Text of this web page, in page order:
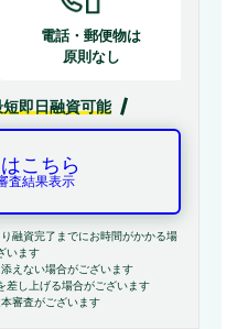
電話・郵便物は
原則なし
即日融資可能
こちら
査結果表示
融資完了までにお時間がかかる場
います
えない場合がございます
し上げる場合がございます
審査がございます